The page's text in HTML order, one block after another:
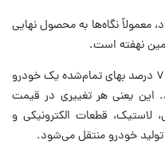
نگاه‌ها به محصول نهایی
نهفته است.
برآوردهای صنعتی نشان می‌دهد حدود ۷۵ درصد بهای تمام‌شده یک خودرو
این یعنی هر تغییری در قیمت
لاستیک، قطعات الکترونیکی و
خودرو منتقل می‌شود.